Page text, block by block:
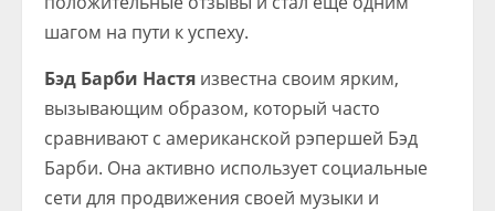
шагом на пути к успеху.
Бэд Барби Настя известна своим ярким,
вызывающим образом, который часто
сравнивают с американской рэпершей Бэд
Барби. Она активно использует социальные
сети для продвижения своей музыки и